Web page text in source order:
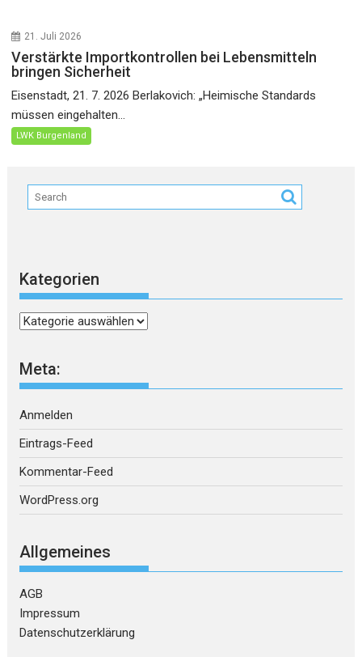
21. Juli 2026
Verstärkte Importkontrollen bei Lebensmitteln
bringen Sicherheit
Eisenstadt, 21. 7. 2026 Berlakovich: „Heimische Standards
müssen eingehalten...
LWK Burgenland
Kategorien
Kategorien
Meta:
Anmelden
Eintrags-Feed
Kommentar-Feed
WordPress.org
Allgemeines
AGB
Impressum
Datenschutzerklärung